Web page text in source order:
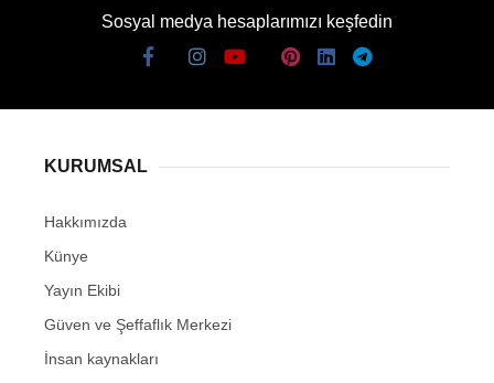
Sosyal medya hesaplarımızı keşfedin
KURUMSAL
Hakkımızda
Künye
Yayın Ekibi
Güven ve Şeffaflık Merkezi
İnsan kaynakları